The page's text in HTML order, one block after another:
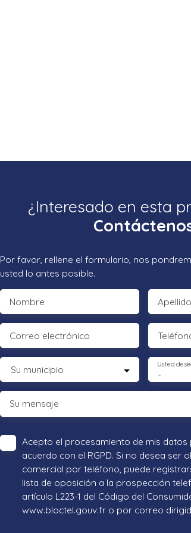
¿Interesado en esta
Por favor, rellene el formulario, nos
usted lo antes posible.
Nombre Apellido
Correo electrónico
Su municipio -
Usted
Su mensaje
Acepto el procesamiento de mis datos
acuerdo con el RGPD. Si no desea ser
comercial por teléfono, puede
lista de oposición a la prospección
artículo L223-1 del Código del
www.bloctel.gouv.fr o por correo